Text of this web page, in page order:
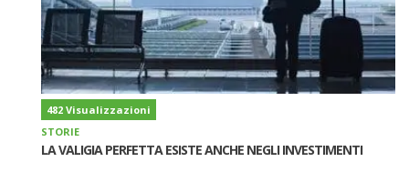
482 Visualizzazioni
STORIE
LA VALIGIA PERFETTA ESISTE ANCHE NEGLI INVESTIMENTI